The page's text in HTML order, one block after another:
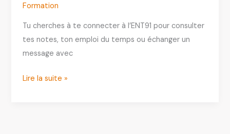
Formation
Tu cherches à te connecter à l’ENT91 pour consulter
tes notes, ton emploi du temps ou échanger un
message avec
ENT91
Lire la suite »